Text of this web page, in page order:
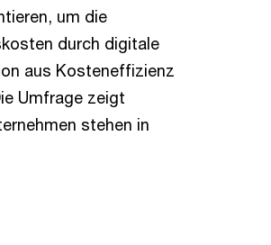
um die
durch digitale
aus Kosteneffizienz
Umfrage zeigt
stehen in